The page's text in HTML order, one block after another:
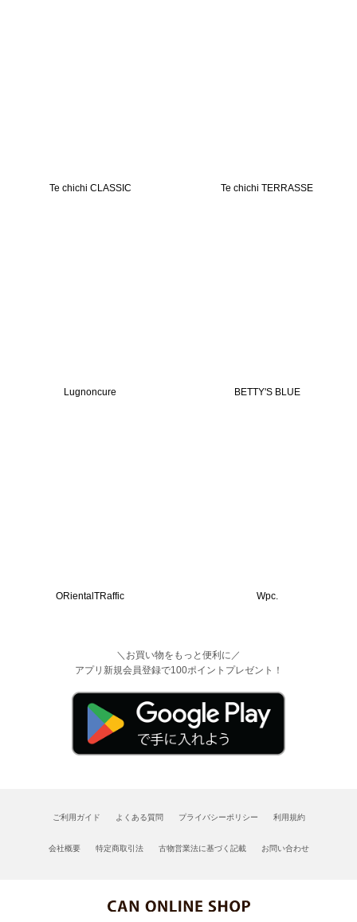
Te chichi CLASSIC Te chichi TERRASSE
Lugnoncure BETTY'S BLUE
ORientalTRaffic Wpc.
＼お買い物をもっと便利に／
アプリ新規会員登録で100ポイントプレゼント！
ご利用ガイド よくある質問 プライバシーポリシー 利用規約
会社概要 特定商取引法 古物営業法に基づく記載 お問い合わせ